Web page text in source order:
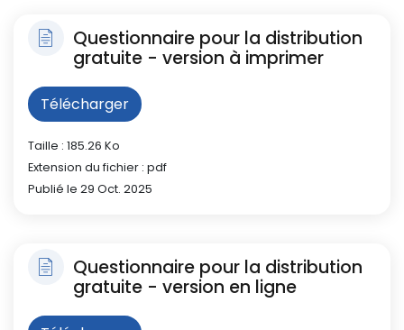
Questionnaire pour la distribution
gratuite - version à imprimer
Télécharger
Taille : 185.26 Ko
Extension du fichier : pdf
Publié le 29 Oct. 2025
Questionnaire pour la distribution
gratuite - version en ligne